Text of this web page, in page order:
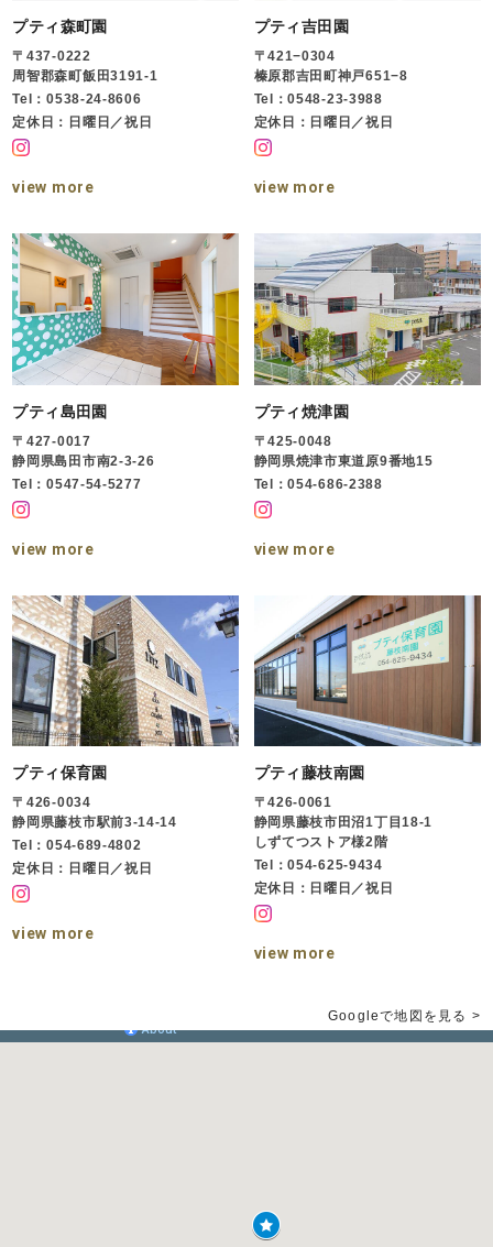
プティ森町園
〒437-0222
周智郡森町飯田3191-1
Tel：0538-24-8606
定休日：日曜日／祝日
view more
プティ吉田園
〒421−0304
榛原郡吉田町神戸651−8
Tel：0548-23-3988
定休日：日曜日／祝日
view more
プティ島田園
〒427-0017
静岡県島田市南2-3-26
Tel：0547-54-5277
view more
プティ焼津園
〒425-0048
静岡県焼津市東道原9番地15
Tel：054-686-2388
view more
プティ保育園
〒426-0034
静岡県藤枝市駅前3-14-14
Tel：054-689-4802
定休日：日曜日／祝日
view more
プティ藤枝南園
〒426-0061
静岡県藤枝市田沼1丁目18-1
しずてつストア様2階
Tel：054-625-9434
定休日：日曜日／祝日
view more
Googleで地図を見る >